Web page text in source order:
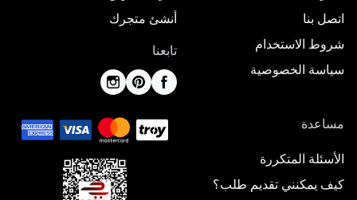
اتصل بنا
شروط الاستخدام
سياسة الخصوصية
أنشئ متجرك
تابعنا
مساعدة
الأسئلة المتكررة
كيف يمكنني تقديم طلب؟